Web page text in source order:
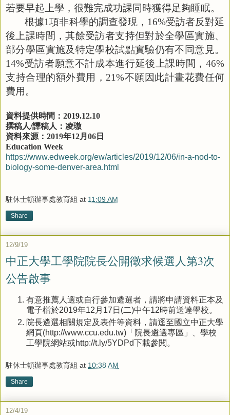
若要早起上學，很難完成功課同時獲得足夠睡眠。
根據1項非科學的調查發現， 16%受訪者反對延
後上課時間，其餘受訪者支持但對於全學區實施、
部分學區實施及特定學校試點實驗仍有不同意見。
14%受訪者願意不計成本進行延後上課時間， 46%
支持合理的額外費用， 21%不願因此計畫花費任何
費用。
資料提供時間： 2019.12.10
撰稿人/譯稿人：凌璈
資料來源： 2019年12月 06 日
Education Week
https://www.edweek.org/ew/articles/2019/12/06/in-a-nod-to-
biology-some-denver-area.html
駐休士頓辦事處教育組 at 11:09 AM
Share
12/9/19
中正大學工學院院長公開徵求候選人第3次
公告啟事
有意推薦人選或自行參加遴選者，請將申請資料正本及
電子檔於2019年12月17日(二)中午12時前送達學校。
院長遴選相關規定及表件等資料，請逕至國立中正大學
網頁(http://www.ccu.edu.tw)「院長遴選專區」、學校
工學院網站或http://t.ly/5YDPd下載參閱。
駐休士頓辦事處教育組 at 10:38 AM
Share
12/4/19